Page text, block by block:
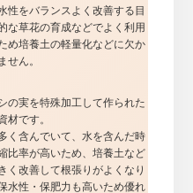
性をバランスよく改善する目
な草花の育成などでよく利用
め培養土の軽量化などに欠か
せん。
の実を特殊加工して作られた
材です。
く含んでいて、水を含んだ時
比率が高いため、培養土など
く改善して根張りがよくなり
水性・保肥力も高いため優れ